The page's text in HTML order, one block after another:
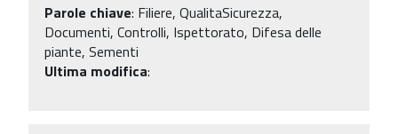
Parole chiave: Filiere, QualitaSicurezza,
Documenti, Controlli, Ispettorato, Difesa delle
piante, Sementi
Ultima modifica: